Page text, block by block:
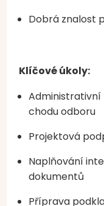
Dobrá znalost
Klíčové úkoly:
chodu odboru
Projektová
Naplňování
dokumentů
Příprava